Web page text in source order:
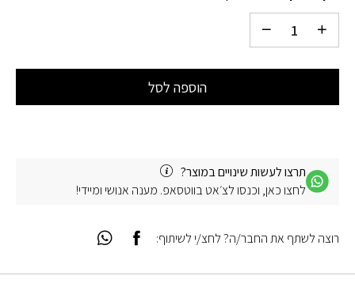
הוספה לסל
תרצו לעשות שינויים במוצר?
לחצו כאן, וכנסו לצ׳אט בווטסאפ. מענה אנושי ומיידי!
רוצה לשתף את החבר/ה? לחצ/י לשיתוף: